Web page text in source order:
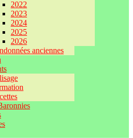
2022
2023
2024
2025
2026
anciennes